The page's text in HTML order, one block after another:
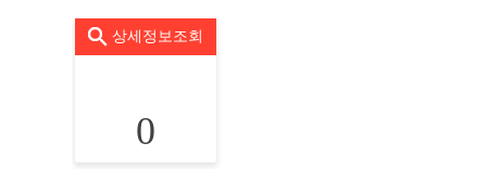
상세정보조회
0